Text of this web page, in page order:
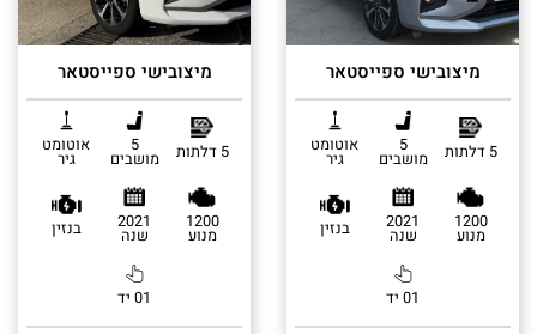
מיצובישי ספייסטאר
5 דלתות 5
מושבים
אוטומט
גיר
1200
מנוע
2021
שנה בנזין
01 יד
מיצובישי ספייסטאר
5 דלתות 5
מושבים
אוטומט
גיר
1200
מנוע
2021
שנה בנזין
01 יד